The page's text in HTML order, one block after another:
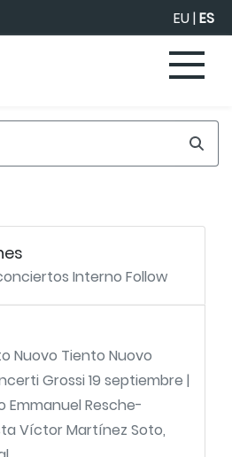
EU|ES
Interno Follow
Nuovo Tiento Nuovo
Grossi 19 septiembre |
Emmanuel Resche-
Víctor Martínez Soto,